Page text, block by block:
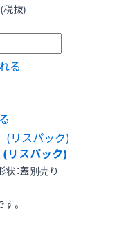
税抜)
る
スパック)
：蓋別売り
。